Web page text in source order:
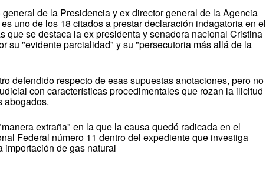
de la Presidencia y ex director general de la Agencia
uno de los 18 citados a prestar declaración indagatoria en el
que se destaca la ex presidenta y senadora nacional Cristina
su "evidente parcialidad" y su "persecutoria más allá de la
defendido respecto de esas supuestas anotaciones, pero no
con características procedimentales que rozan la ilicitud
abogados.
extraña" en la que la causa quedó radicada en el
Federal número 11 dentro del expediente que investiga
de gas natural